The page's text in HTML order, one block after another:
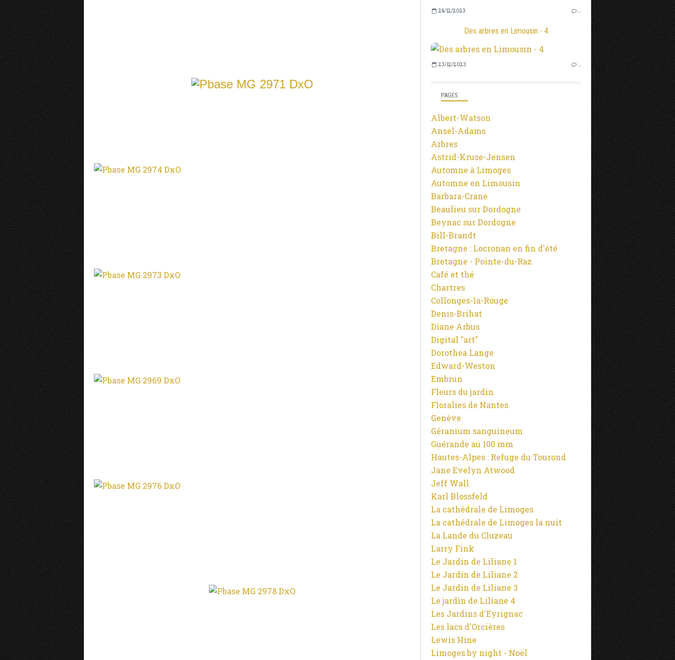
24/12/2023 …
Des arbres en Limousin - 4
23/12/2023 …
PAGES
Albert-Watson
Ansel-Adams
Arbres
Astrid-Kruse-Jensen
Automne à Limoges
Automne en Limousin
Barbara-Crane
Beaulieu sur Dordogne
Beynac sur Dordogne
Bill-Brandt
Bretagne : Locronan en fin d'été
Bretagne - Pointe-du-Raz
Café et thé
Chartres
Collonges-la-Rouge
Denis-Brihat
Diane Arbus
Digital "art"
Dorothea Lange
Edward-Weston
Embrun
Fleurs du jardin
Floralies de Nantes
Genève
Géranium sanguineum
Guérande au 100 mm
Hautes-Alpes : Refuge du Tourond
Jane Evelyn Atwood
Jeff Wall
Karl Blossfeld
La cathédrale de Limoges
La cathédrale de Limoges la nuit
La Lande du Cluzeau
Larry Fink
Le Jardin de Liliane 1
Le Jardin de Liliane 2
Le Jardin de Liliane 3
Le jardin de Liliane 4
Les Jardins d'Eyrignac
Les lacs d'Orcières
Lewis Hine
Limoges by night - Noël